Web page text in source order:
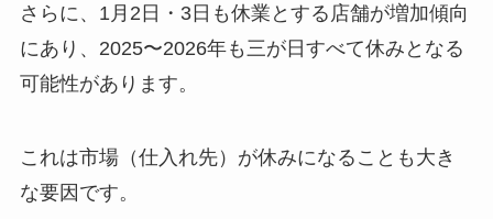
さらに、1月2日・3日も休業とする店舗が増加傾向
にあり、2025〜2026年も三が日すべて休みとなる
可能性があります。
これは市場（仕入れ先）が休みになることも大き
な要因です。